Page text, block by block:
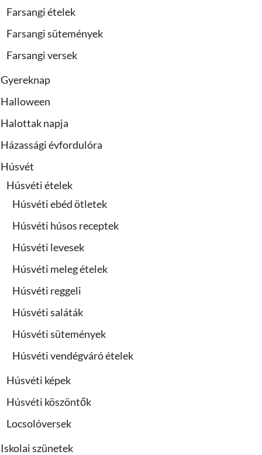
Farsangi ételek
Farsangi sütemények
Farsangi versek
Gyereknap
Halloween
Halottak napja
Házassági évfordulóra
Húsvét
Húsvéti ételek
Húsvéti ebéd ötletek
Húsvéti húsos receptek
Húsvéti levesek
Húsvéti meleg ételek
Húsvéti reggeli
Húsvéti saláták
Húsvéti sütemények
Húsvéti vendégváró ételek
Húsvéti képek
Húsvéti köszöntők
Locsolóversek
Iskolai szünetek